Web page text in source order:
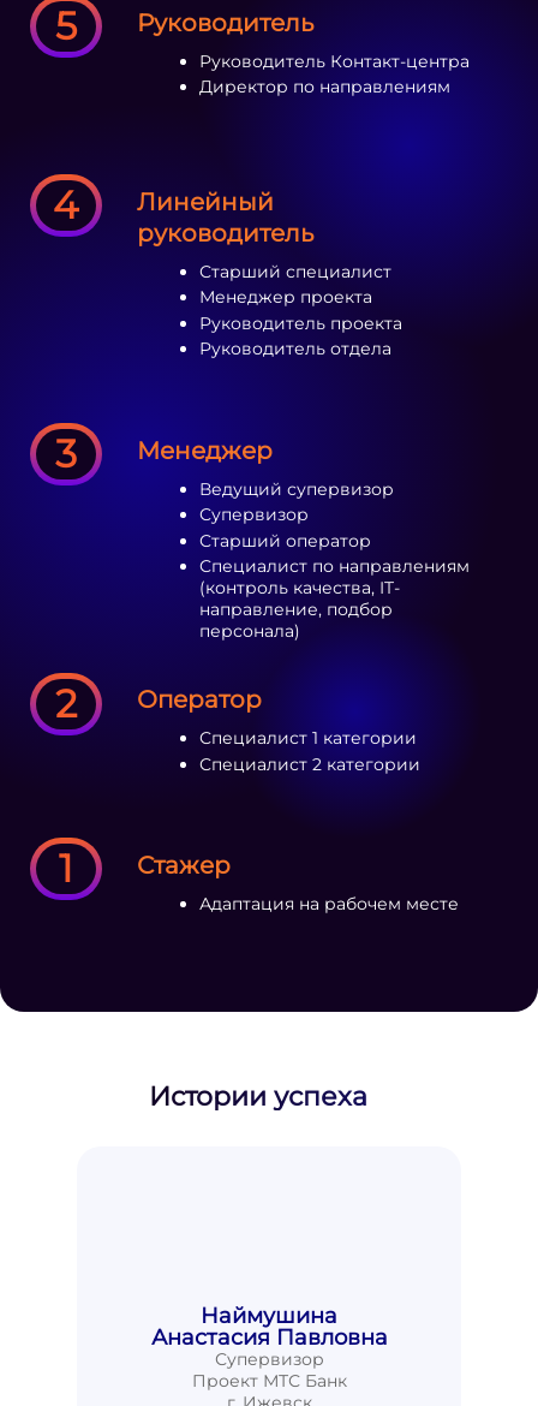
1
2
3
4
5
Стажер
Адаптация на рабочем месте
Оператор
Специалист 1 категории
Специалист 2 категории
Менеджер
Ведущий супервизор
Супервизор
Старший оператор
Специалист по направлениям
(контроль качества, IT-
направление, подбор
персонала)
Линейный
руководитель
Старший специалист
Менеджер проекта
Руководитель проекта
Руководитель отдела
Руководитель
Руководитель Контакт-центра
Директор по направлениям
Истории успеха
Наймушина
Анастасия Павловна
Супервизор
Проект МТС Банк